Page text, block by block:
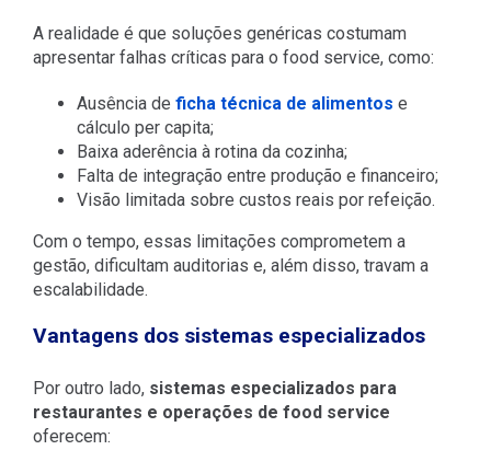
A realidade é que soluções genéricas costumam
apresentar falhas críticas para o food service, como:
Ausência de ficha técnica de alimentos e
cálculo per capita;
Baixa aderência à rotina da cozinha;
Falta de integração entre produção e financeiro;
Visão limitada sobre custos reais por refeição.
Com o tempo, essas limitações comprometem a
gestão, dificultam auditorias e, além disso, travam a
escalabilidade.
Vantagens dos sistemas especializados
Por outro lado, sistemas especializados para
restaurantes e operações de food service
oferecem: